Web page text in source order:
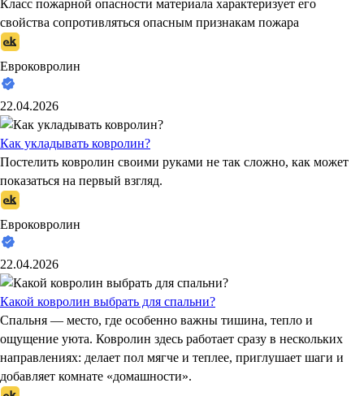
Класс пожарной опасности материала характеризует его
свойства сопротивляться опасным признакам пожара
Евроковролин
22.04.2026
Как укладывать ковролин?
Постелить ковролин своими руками не так сложно, как может
показаться на первый взгляд.
Евроковролин
22.04.2026
Какой ковролин выбрать для спальни?
Спальня — место, где особенно важны тишина, тепло и
ощущение уюта. Ковролин здесь работает сразу в нескольких
направлениях: делает пол мягче и теплее, приглушает шаги и
добавляет комнате «домашности».